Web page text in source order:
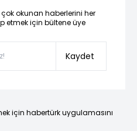
okunan haberlerini her
etmek için bültene üye
Kaydet
için habertürk uygulamasını